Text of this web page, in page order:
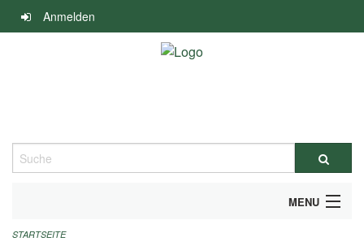
Navigation
überspringen
Anmelden
Suche
MENU
ALLGEMEINE INFORMATIONEN
STARTSEITE